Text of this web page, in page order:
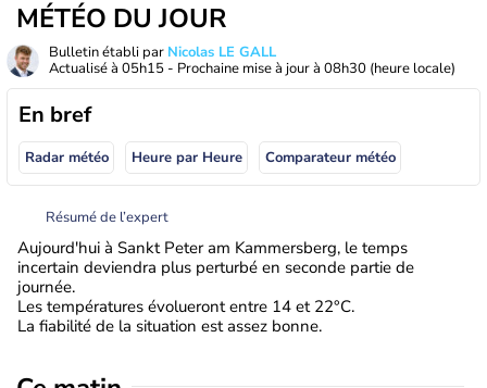
MÉTÉO DU JOUR
Bulletin établi par Nicolas LE GALL
Actualisé à 05h15 - Prochaine mise à jour à 08h30 (heure locale)
En bref
Radar météo Heure par Heure Comparateur météo
Résumé de l’expert
Aujourd'hui à Sankt Peter am Kammersberg, le temps
incertain deviendra plus perturbé en seconde partie de
journée.
Les températures évolueront entre 14 et 22°C.
La fiabilité de la situation est assez bonne.